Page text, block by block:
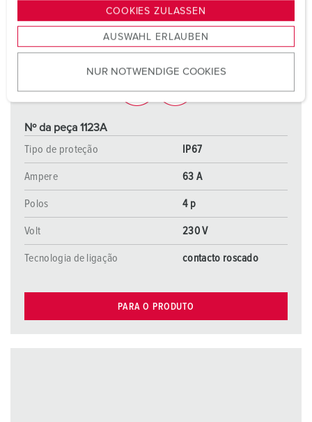
s
u
w
COOKIES ZULASSEN
AUSWAHL ERLAUBEN
NUR NOTWENDIGE COOKIES
Nº da peça 1123A
Tipo de proteção
IP67
Ampere 63 A
Polos 4 p
Volt 230 V
Tecnologia de ligação contacto roscado
PARA O PRODUTO